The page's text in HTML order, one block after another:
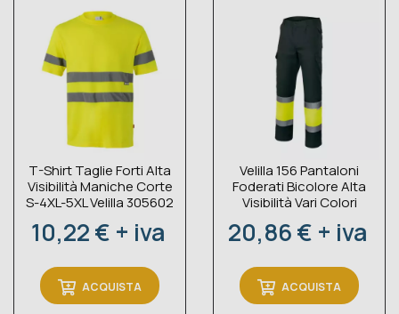
T-Shirt Taglie Forti Alta
Visibilità Maniche Corte
S-4XL-5XL Velilla 305602
Prezzo
10,22 € + iva
ACQUISTA
Velilla 156 Pantaloni
Foderati Bicolore Alta
Visibilità Vari Colori
Prezzo
20,86 € + iva
ACQUISTA